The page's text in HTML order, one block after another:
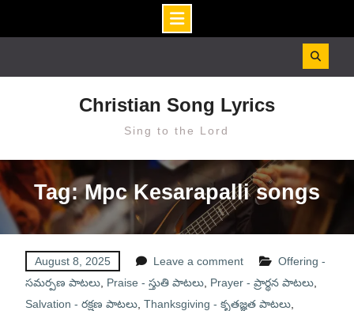
Christian Song Lyrics
Sing to the Lord
Tag: Mpc Kesarapalli songs
August 8, 2025 Leave a comment
Offering -
సమర్పణ పాటలు, Praise - స్తుతి పాటలు, Prayer - ప్రార్థన పాటలు,
Salvation - రక్షణ పాటలు, Thanksgiving - కృతజ్ఞత పాటలు,